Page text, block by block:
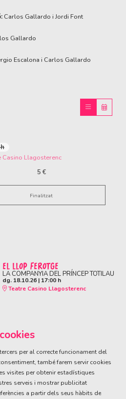
Carlos Gallardo i Jordi Font
Gallardo
Escalona i Carlos Gallardo
Casino Llagosterenc
5 €
Finalitzat
EL LLOP FEROTGE
LA COMPANYIA DEL PRÍNCEP TOTILAU
dg. 18.10.26| 17:00 h
Teatre Casino Llagosterenc
cultura@llagostera.cat
per al correcte funcionament del
també farem servir cookies
visites per obtenir estadístiques
serveis i mostrar publicitat
a partir dels seus hàbits de